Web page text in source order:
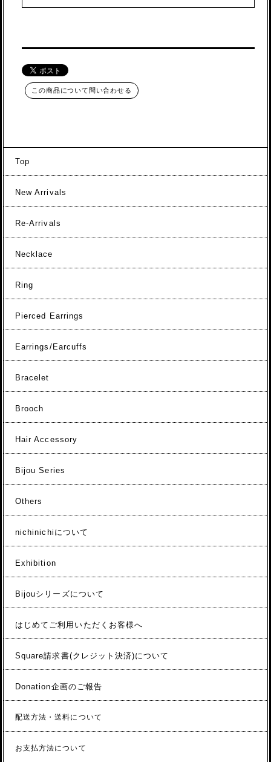
この商品について問い合わせる
Top
New Arrivals
Re-Arrivals
Necklace
Ring
Pierced Earrings
Earrings/Earcuffs
Bracelet
Brooch
Hair Accessory
Bijou Series
Others
nichinichiについて
Exhibition
Bijouシリーズについて
はじめてご利用いただくお客様へ
Square請求書(クレジット決済)について
Donation企画のご報告
配送方法・送料について
お支払方法について